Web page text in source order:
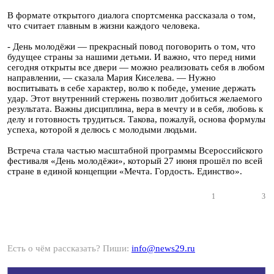
В формате открытого диалога спортсменка рассказала о том,
что считает главным в жизни каждого человека.
- День молодёжи — прекрасный повод поговорить о том, что
будущее страны за нашими детьми. И важно, что перед ними
сегодня открыты все двери — можно реализовать себя в любом
направлении, — сказала Мария Киселева. — Нужно
воспитывать в себе характер, волю к победе, умение держать
удар. Этот внутренний стержень позволит добиться желаемого
результата. Важны дисциплина, вера в мечту и в себя, любовь к
делу и готовность трудиться. Такова, пожалуй, основа формулы
успеха, которой я делюсь с молодыми людьми.
Встреча стала частью масштабной программы Всероссийского
фестиваля «День молодёжи», который 27 июня прошёл по всей
стране в единой концепции «Мечта. Гордость. Единство».
1 3
Есть о чём рассказать? Пиши: info@news29.ru